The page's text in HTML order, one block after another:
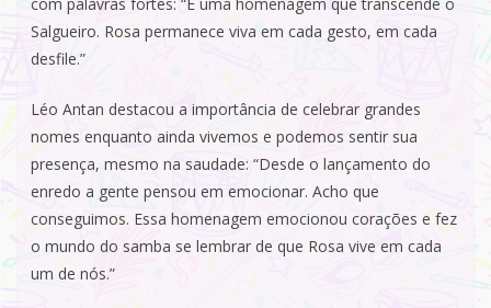
com palavras fortes: “É uma homenagem que transcende o
Salgueiro. Rosa permanece viva em cada gesto, em cada
desfile.”
Léo Antan destacou a importância de celebrar grandes
nomes enquanto ainda vivemos e podemos sentir sua
presença, mesmo na saudade: “Desde o lançamento do
enredo a gente pensou em emocionar. Acho que
conseguimos. Essa homenagem emocionou corações e fez
o mundo do samba se lembrar de que Rosa vive em cada
um de nós.”